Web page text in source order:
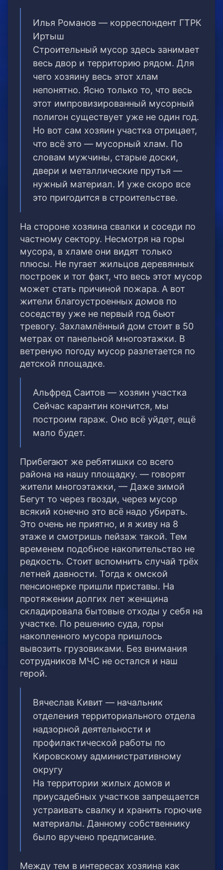
Илья Романов — корреспондент ГТРК
Иртыш
Строительный мусор здесь занимает
весь двор и территорию рядом. Для
чего хозяину весь этот хлам
непонятно. Ясно только то, что весь
этот импровизированный мусорный
полигон существует уже не один год.
Но вот сам хозяин участка отрицает,
что всё это — мусорный хлам. По
словам мужчины, старые доски,
двери и металлические прутья —
нужный материал. И уже скоро все
это пригодится в строительстве.
На стороне хозяина свалки и соседи по
частному сектору. Несмотря на горы
мусора, в хламе они видят только
плюсы. Не пугает жильцов деревянных
построек и тот факт, что весь этот мусор
может стать причиной пожара. А вот
жители благоустроенных домов по
соседству уже не первый год бьют
тревогу. Захламлённый дом стоит в 50
метрах от панельной многоэтажки. В
ветреную погоду мусор разлетается по
детской площадке.
Альфред Саитов — хозяин участка
Сейчас карантин кончится, мы
построим гараж. Оно всё уйдет, ещё
мало будет.
Прибегают же ребятишки со всего
района на нашу площадку. — говорят
жители многоэтажки, — Даже зимой
Бегут то через гвозди, через мусор
всякий конечно это всё надо убирать.
Это очень не приятно, и я живу на 8
этаже и смотришь пейзаж такой. Тем
временем подобное накопительство не
редкость. Стоит вспомнить случай трёх
летней давности. Тогда к омской
пенсионерке пришли приставы. На
протяжении долгих лет женщина
складировала бытовые отходы у себя на
участке. По решению суда, горы
накопленного мусора пришлось
вывозить грузовиками. Без внимания
сотрудников МЧС не остался и наш
герой.
Вячеслав Кивит — начальник
отделения территориального отдела
надзорной деятельности и
профилактической работы по
Кировскому административному
округу
На территории жилых домов и
приусадебных участков запрещается
устраивать свалку и хранить горючие
материалы. Данному собственнику
было вручено предписание.
Между тем в интересах хозяина как